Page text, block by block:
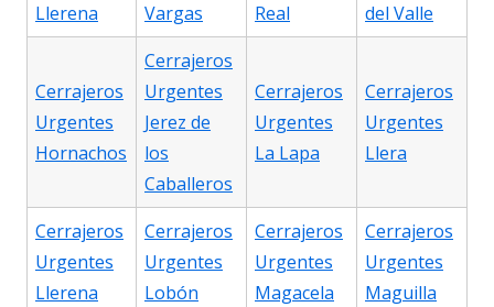
Llerena
Vargas
Real
del Valle
Cerrajeros
Urgentes
Hornachos
Cerrajeros
Urgentes
Jerez de
los
Caballeros
Cerrajeros
Urgentes
La Lapa
Cerrajeros
Urgentes
Llera
Cerrajeros
Urgentes
Llerena
Cerrajeros
Urgentes
Lobón
Cerrajeros
Urgentes
Magacela
Cerrajeros
Urgentes
Maguilla